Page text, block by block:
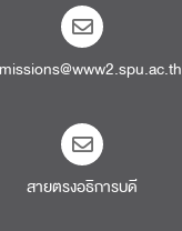
สายตรงอธิการบดี​